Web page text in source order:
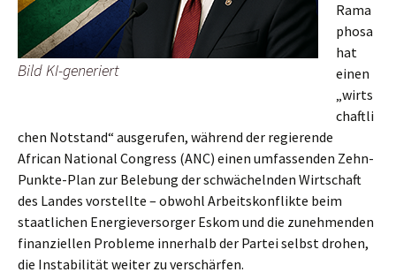
Bild KI-generiert
Rama
phosa
hat
einen
„wirts
chaftli
chen Notstand“ ausgerufen, während der regierende
African National Congress (ANC) einen umfassenden Zehn-
Punkte-Plan zur Belebung der schwächelnden Wirtschaft
des Landes vorstellte – obwohl Arbeitskonflikte beim
staatlichen Energieversorger Eskom und die zunehmenden
finanziellen Probleme innerhalb der Partei selbst drohen,
die Instabilität weiter zu verschärfen.